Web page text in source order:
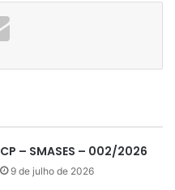
CP – SMASES – 002/2026
9 de julho de 2026